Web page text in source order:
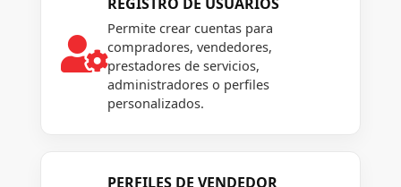

Permite crear cuentas para
compradores, vendedores,
prestadores de servicios,
administradores o perfiles
personalizados.
PERFILES DE VENDEDOR